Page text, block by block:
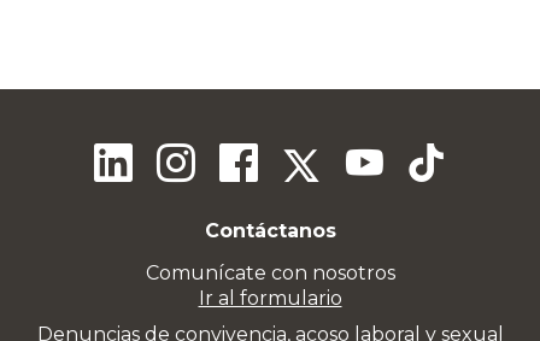
Contáctanos
Comunícate con nosotros
Ir al formulario
Denuncias de convivencia, acoso laboral y sexual